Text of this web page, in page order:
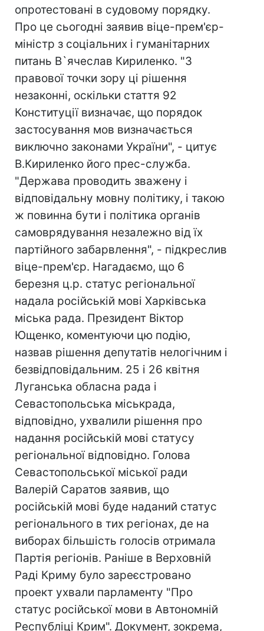
опротестовані в судовому порядку.
Про це сьогодні заявив віце-прем'єр-
міністр з соціальних і гуманітарних
питань В`ячеслав Кириленко. "З
правової точки зору ці рішення
незаконні, оскільки стаття 92
Конституції визначає, що порядок
застосування мов визначається
виключно законами України", - цитує
В.Кириленко його прес-служба.
"Держава проводить зважену і
відповідальну мовну політику, і такою
ж повинна бути і політика органів
самоврядування незалежно від їх
партійного забарвлення", - підкреслив
віце-прем'єр. Нагадаємо, що 6
березня ц.р. статус регіональної
надала російській мові Харківська
міська рада. Президент Віктор
Ющенко, коментуючи цю подію,
назвав рішення депутатів нелогічним і
безвідповідальним. 25 і 26 квітня
Луганська обласна рада і
Севастопольська міськрада,
відповідно, ухвалили рішення про
надання російській мові статусу
регіональної відповідно. Голова
Севастопольської міської ради
Валерій Саратов заявив, що
російській мові буде наданий статус
регіонального в тих регіонах, де на
виборах більшість голосів отримала
Партія регіонів. Раніше в Верховній
Раді Криму було зареєстровано
проект ухвали парламенту "Про
статус російської мови в Автономній
Республіці Крим". Документ, зокрема,